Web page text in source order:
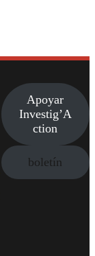
Apoyar
Investig’A
ction
boletín